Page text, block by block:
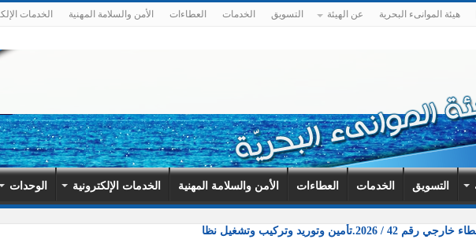
هيئة الموانىء البحرية عن الهيئة التسويق الخدمات العطاءات الأمن والسلامة المهنية الخدمات
التسويق الخدمات العطاءات الأمن والسلامة المهنية الخدمات الإلكترونية الوحدات
رقم 42 / 2026.تأمين وتوريد وتركيب وتشغيل نظام مشاركة الأحمال المتوازي لمحطتي توليد طاق